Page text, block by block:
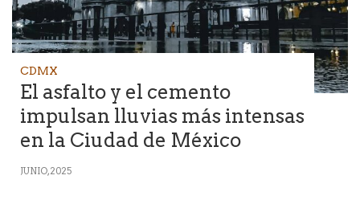
CDMX
El asfalto y el cemento
impulsan lluvias más intensas
en la Ciudad de México
JUNIO, 2025